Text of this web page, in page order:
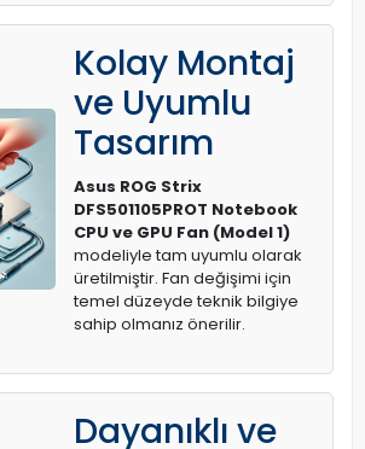
Kolay Montaj
ve Uyumlu
Tasarım
Asus ROG Strix
DFS501105PROT Notebook
CPU ve GPU Fan (Model 1)
modeliyle tam uyumlu olarak
üretilmiştir. Fan değişimi için
temel düzeyde teknik bilgiye
sahip olmanız önerilir.
Dayanıklı ve